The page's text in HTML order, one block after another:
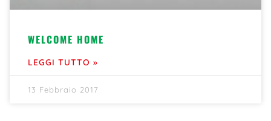
WELCOME HOME
LEGGI TUTTO »
13 Febbraio 2017